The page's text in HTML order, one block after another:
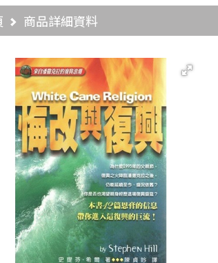
商品詳細資料